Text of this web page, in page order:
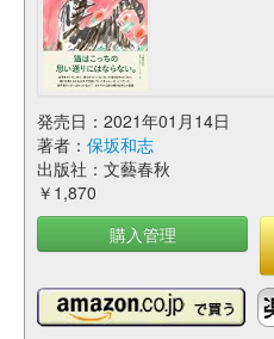
発売日：2021年01月14日
著者： 保坂和志
出版社：文藝春秋
￥1,870
購入管理